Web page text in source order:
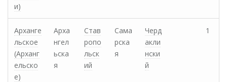
и)
Арханге
льское
(Арханг
ельско
е)
Арха
нгел
ьска
я
Став
ропо
льск
ий
Сама
рска
я
Черд
акли
нски
й
1